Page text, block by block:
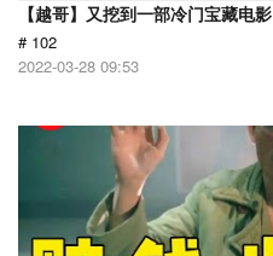
【越哥】又挖到一部冷门宝藏电影
# 102
2022-03-28 09:53